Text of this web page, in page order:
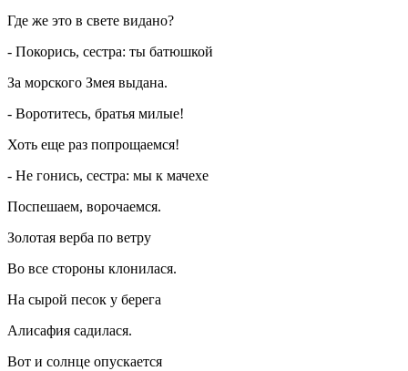
Где же это в свете видано?
- Покорись, сестра: ты батюшкой
За морского Змея выдана.
- Воротитесь, братья милые!
Хоть еще раз попрощаемся!
- Не гонись, сестра: мы к мачехе
Поспешаем, ворочаемся.
Золотая верба по ветру
Во все стороны клонилася.
На сырой песок у берега
Алисафия садилася.
Вот и солнце опускается